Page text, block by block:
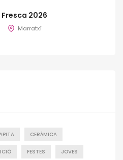
2026
Marratxí
CERÁMICA
FESTES JOVES